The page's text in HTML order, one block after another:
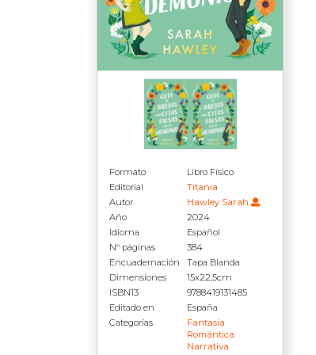
Formato
Libro Físico
Editorial
Titania
Autor
Hawley Sarah
Año
2024
Idioma
Español
N° páginas
384
Encuadernación
Tapa Blanda
Dimensiones
15x22,5cm
ISBN13
9788419131485
Editado en
España
Categorías
Fantasía
Romántica
Narrativa